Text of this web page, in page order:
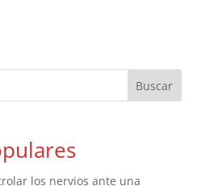
los nervios ante una